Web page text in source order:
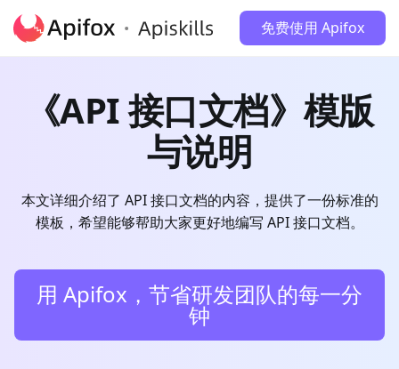
免费使用 Apifox
《API 接口文档》模版
与说明
本文详细介绍了 API 接口文档的内容，提供了一份标准的
模板，希望能够帮助大家更好地编写 API 接口文档。
用 Apifox，节省研发团队的每一分
钟